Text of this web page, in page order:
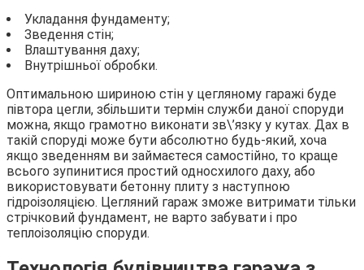
Укладання фундаменту;
Зведення стін;
Влаштування даху;
Внутрішньої обробки.
Оптимальною шириною стін у цегляному гаражі буде
півтора цегли, збільшити термін служби даної споруди
можна, якщо грамотно виконати зв\’язку у кутах. Дах в
такій споруді може бути абсолютно будь-який, хоча
якщо зведенням ви займаєтеся самостійно, то краще
всього зупинитися простий односхилого даху, або
використовувати бетонну плиту з наступною
гідроізоляцією. Цегляний гараж зможе витримати тільки
стрічковий фундамент, не варто забувати і про
теплоізоляцію споруди.